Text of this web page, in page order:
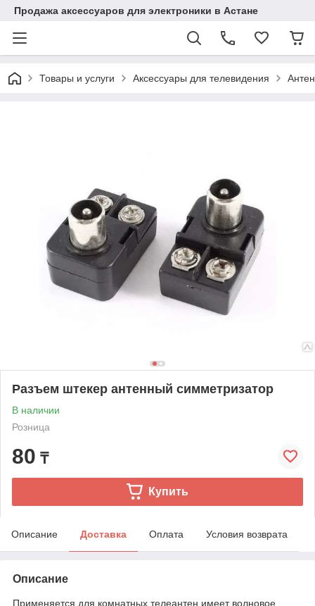
Продажа аксессуаров для электроники в Астане
Товары и услуги Аксессуары для телевидения
Разъем штекер антенный cимметризатор
В наличии
Розница
80 ₸
Купить
Описание Доставка Оплата Условия возврата
Описание
Применяется для комнатных телеантен,имеет волновое